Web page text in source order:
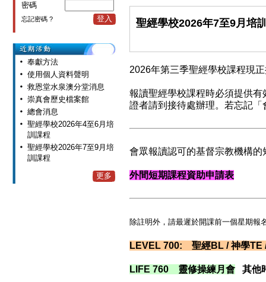
密碼
忘記密碼 ? 登入
奉獻方法
使用個人資料聲明
救恩堂水泉澳分堂消息
崇真會歷史檔案館
總會消息
聖經學校2026年4至6月培
訓課程
聖經學校2026年7至9月培
訓課程
更多
聖經學校2026年7至9月培
2026年第三季聖經學校課程現
報讀聖經學校課程時必須提供
證者請到接待處辦理。若忘記
會眾報讀認可的基督宗教機構
外間短期課程資助申請表
除註明外，請最遲於開課前一個星期報
LEVEL 700: 聖經BL / 神學TE
LIFE 760 靈修操練月會 其他